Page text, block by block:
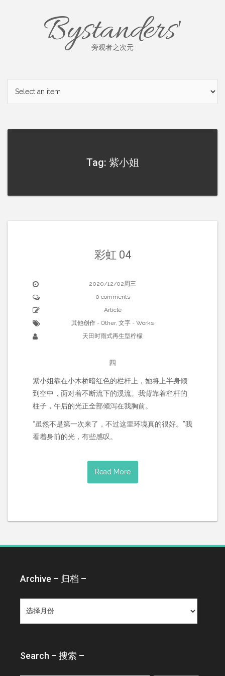
Bystanders'
旁观者之次元
Tag: 紫小姐
彩虹 04
2020/12/02周三
0 comments
Article
其他创作 - Other, 文字 - Works
天田时雨式再生型柠檬
四
紫小姐靠在小木桥暗红色的栏杆上，她将上半身倾
到空中，面对着不断流下的溪流。我背靠着栏杆的
柱子，午后的光正全部倾泻在我胸前。
“虽然不是第一次来了，不过这里环境真的很好。”我
看着身前的光，有些感叹。
Read More
Archive – 归档 –
归
Search – 搜索 –